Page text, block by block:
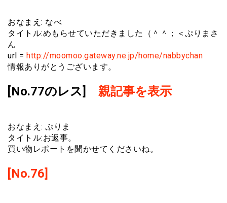
おなまえ: なべ
タイトル:めもらせていただきました（＾＾；＜ぷりまさ
ん
url = http://moomoo.gateway.ne.jp/home/nabbychan
情報ありがとうございます。
[No.77のレス] 親記事を表示
おなまえ: ぷりま
タイトル:お返事。
買い物レポートを聞かせてくださいね。
[No.76]